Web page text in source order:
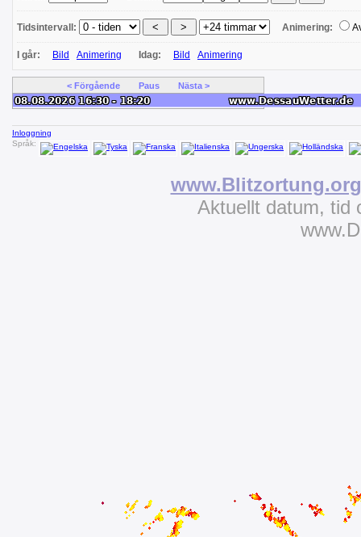
Tidsintervall: Animering:
I går: Bild Animering Idag: Bild Animering
< Förgående Paus Nästa >
Inloggning
Språk:
www.Blitzortung.org
Aktuellt datum, tid